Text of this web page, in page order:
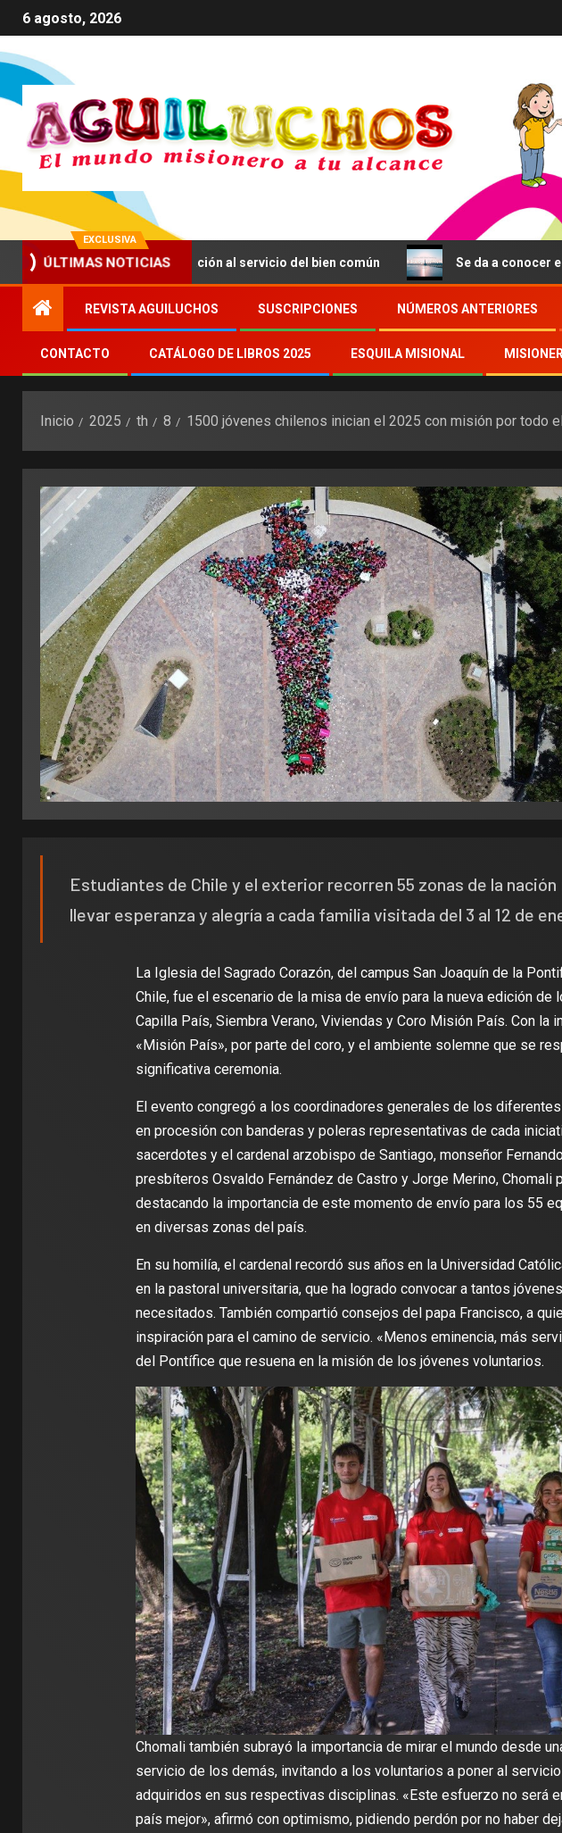
6 agosto, 2026
EXCLUSIVA
ÚLTIMAS NOTICIAS
una comunicación al servicio del bien común Se da a conocer el himno de la
REVISTA AGUILUCHOS SUSCRIPCIONES NÚMEROS ANTERIORES
CONTACTO CATÁLOGO DE LIBROS 2025 ESQUILA MISIONAL
Inicio 2025 th 8 1500 jóvenes chilenos inician el 2025 con misión por todo
Estudiantes de Chile y el exterior recorren 55 zonas de la
llevar esperanza y alegría a cada familia visitada del 3 al 12 de
La Iglesia del Sagrado Corazón, del campus San Joaquín de la
Chile, fue el escenario de la misa de envío para la nueva edición
Capilla País, Siembra Verano, Viviendas y Coro Misión País. Con la
«Misión País», por parte del coro, y el ambiente solemne que se
significativa ceremonia.
El evento congregó a los coordinadores generales de los
en procesión con banderas y poleras representativas de cada
sacerdotes y el cardenal arzobispo de Santiago, monseñor
presbíteros Osvaldo Fernández de Castro y Jorge Merino, Chomali
destacando la importancia de este momento de envío para los 55
en diversas zonas del país.
En su homilía, el cardenal recordó sus años en la Universidad
en la pastoral universitaria, que ha logrado convocar a tantos
necesitados. También compartió consejos del papa Francisco, a
inspiración para el camino de servicio. «Menos eminencia, más
del Pontífice que resuena en la misión de los jóvenes voluntarios.
Chomali también subrayó la importancia de mirar el mundo desde
servicio de los demás, invitando a los voluntarios a poner al
adquiridos en sus respectivas disciplinas. «Este esfuerzo no será
país mejor», afirmó con optimismo, pidiendo perdón por no haber